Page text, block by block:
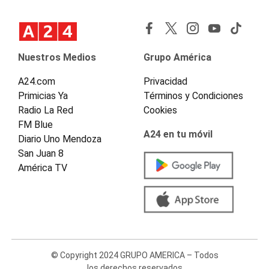
Nuestros Medios
A24.com
Primicias Ya
Radio La Red
FM Blue
Diario Uno Mendoza
San Juan 8
América TV
Grupo América
Privacidad
Términos y Condiciones
Cookies
A24 en tu móvil
© Copyright 2024 GRUPO AMERICA – Todos